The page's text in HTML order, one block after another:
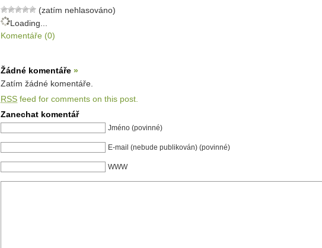
(zatím nehlasováno)
Loading...
Komentáře (0)
Žádné komentáře »
Zatím žádné komentáře.
RSS feed for comments on this post.
Zanechat komentář
Jméno (povinné)
E-mail (nebude publikován) (povinné)
WWW